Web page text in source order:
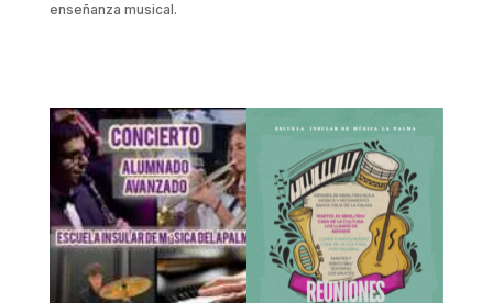
enseñanza musical.